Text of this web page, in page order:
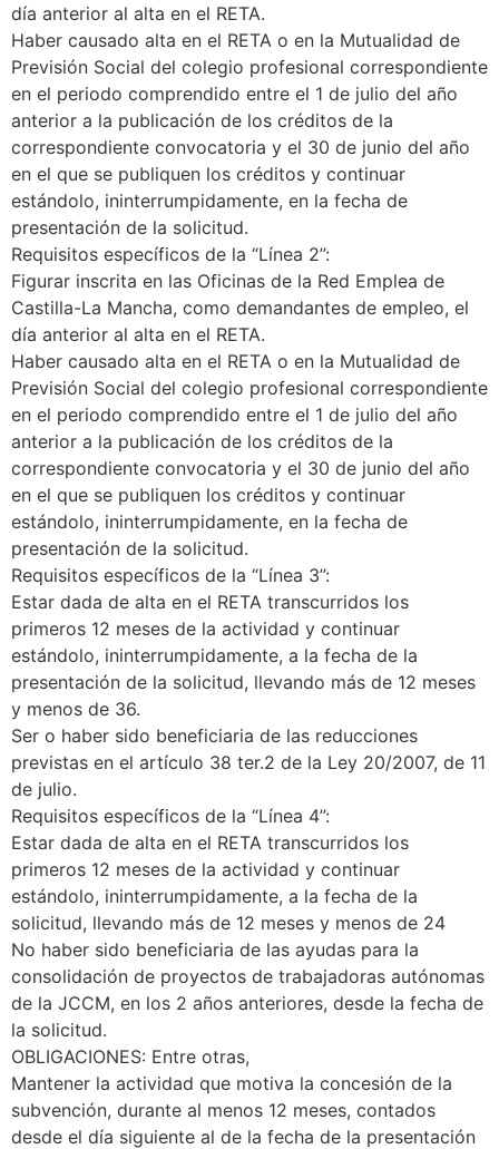
día anterior al alta en el RETA.
Haber causado alta en el RETA o en la Mutualidad de
Previsión Social del colegio profesional correspondiente
en el periodo comprendido entre el 1 de julio del año
anterior a la publicación de los créditos de la
correspondiente convocatoria y el 30 de junio del año
en el que se publiquen los créditos y continuar
estándolo, ininterrumpidamente, en la fecha de
presentación de la solicitud.
Requisitos específicos de la “Línea 2”:
Figurar inscrita en las Oficinas de la Red Emplea de
Castilla-La Mancha, como demandantes de empleo, el
día anterior al alta en el RETA.
Haber causado alta en el RETA o en la Mutualidad de
Previsión Social del colegio profesional correspondiente
en el periodo comprendido entre el 1 de julio del año
anterior a la publicación de los créditos de la
correspondiente convocatoria y el 30 de junio del año
en el que se publiquen los créditos y continuar
estándolo, ininterrumpidamente, en la fecha de
presentación de la solicitud.
Requisitos específicos de la “Línea 3”:
Estar dada de alta en el RETA transcurridos los
primeros 12 meses de la actividad y continuar
estándolo, ininterrumpidamente, a la fecha de la
presentación de la solicitud, llevando más de 12 meses
y menos de 36.
Ser o haber sido beneficiaria de las reducciones
previstas en el artículo 38 ter.2 de la Ley 20/2007, de 11
de julio.
Requisitos específicos de la “Línea 4”:
Estar dada de alta en el RETA transcurridos los
primeros 12 meses de la actividad y continuar
estándolo, ininterrumpidamente, a la fecha de la
solicitud, llevando más de 12 meses y menos de 24
No haber sido beneficiaria de las ayudas para la
consolidación de proyectos de trabajadoras autónomas
de la JCCM, en los 2 años anteriores, desde la fecha de
la solicitud.
OBLIGACIONES: Entre otras,
Mantener la actividad que motiva la concesión de la
subvención, durante al menos 12 meses, contados
desde el día siguiente al de la fecha de la presentación